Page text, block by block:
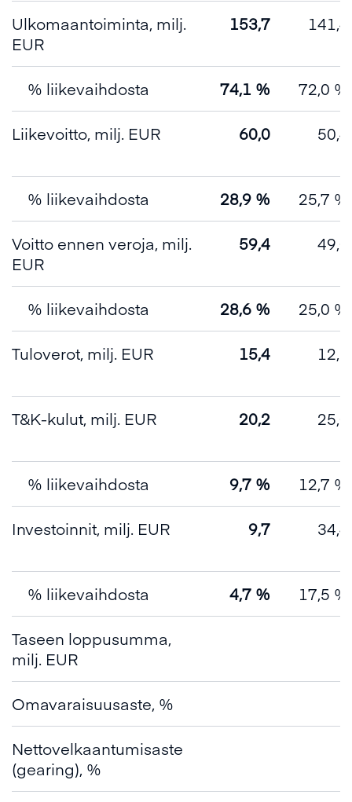
Ulkomaantoiminta, milj.
EUR
153,7 141,4
% liikevaihdosta 74,1 % 72,0 %
Liikevoitto, milj. EUR 60,0 50,4
% liikevaihdosta 28,9 % 25,7 %
Voitto ennen veroja, milj.
EUR
59,4 49,0
% liikevaihdosta 28,6 % 25,0 %
Tuloverot, milj. EUR 15,4 12,8
T&K-kulut, milj. EUR 20,2 25,0
% liikevaihdosta 9,7 % 12,7 %
Investoinnit, milj. EUR 9,7 34,4
% liikevaihdosta 4,7 % 17,5 %
Taseen loppusumma,
milj. EUR
Omavaraisuusaste, %
Nettovelkaantumisaste
(gearing), %